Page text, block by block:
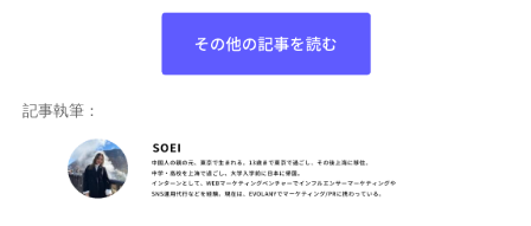
記事執筆：